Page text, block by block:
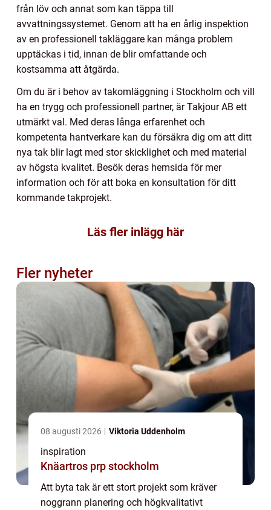
från löv och annat som kan täppa till
avvattningssystemet. Genom att ha en årlig inspektion
av en professionell takläggare kan många problem
upptäckas i tid, innan de blir omfattande och
kostsamma att åtgärda.
Om du är i behov av takomläggning i Stockholm och vill
ha en trygg och professionell partner, är Takjour AB ett
utmärkt val. Med deras långa erfarenhet och
kompetenta hantverkare kan du försäkra dig om att ditt
nya tak blir lagt med stor skicklighet och med material
av högsta kvalitet. Besök deras hemsida för mer
information och för att boka en konsultation för ditt
kommande takprojekt.
Läs fler inlägg här
Fler nyheter
08 augusti 2026 Viktoria Uddenholm
inspiration
Knäartros prp stockholm
Att byta tak är ett stort projekt som kräver
noggrann planering och högkvalitativt